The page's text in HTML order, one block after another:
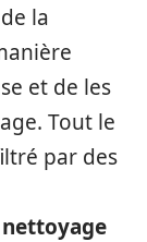
la
et de les
Tout le
par des